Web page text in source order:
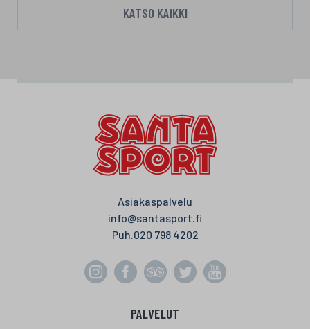
KATSO KAIKKI
Asiakaspalvelu
info@santasport.fi
Puh. 020 798 4202
PALVELUT